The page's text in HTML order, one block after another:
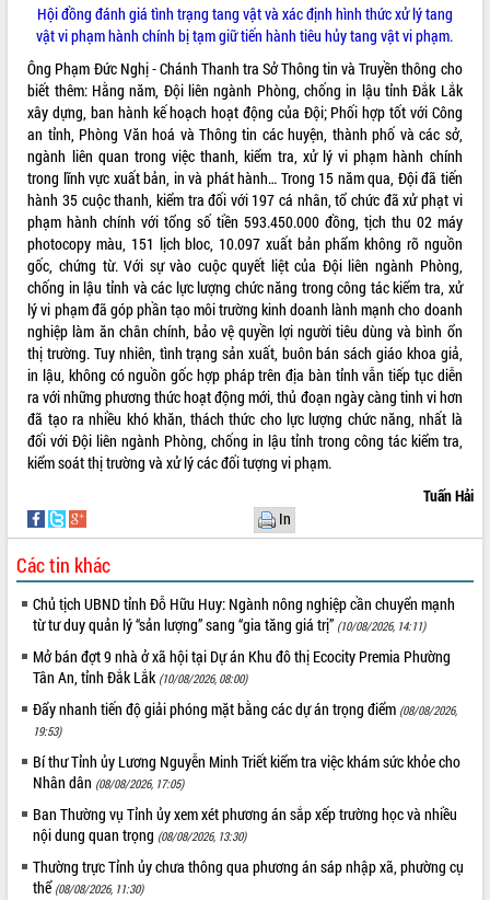
Thường trực HĐND tỉnh Đắk Lắk gặp
mặt Đoàn chuyên gia y tế TP. Hồ Chí
Minh
Lễ truy điệu và an táng hài cốt liệt sĩ
tại Nghĩa trang Liệt sĩ xã Sơn Hòa
Bàn giải pháp tháo gỡ khó khăn trong
xuất khẩu sầu riêng và triển khai quy
định EUDR
Thứ trưởng Bộ Nông nghiệp và Môi
trường Nguyễn Hoàng Hiệp khảo sát
vùng trồng và doanh nghiệp đóng gói
sầu riêng tại Đắk Lắk
Trình diễn nghệ thuật chế biến các
món ăn từ sầu riêng
Đắk Lắk công bố Quy hoạch và xúc
tiến đầu tư tỉnh
Ngành cá ngừ Đắk Lắk chủ động thích
ứng để giữ vững thị trường xuất khẩu
Diễn đàn Kinh tế tư nhân Việt Nam đột
phá cơ chế - Hợp tác công tư
cải cách hành chính tỉnh Đắk Lắk
để phát triển du lịch Đắk Lắk
Khởi động Dự án Đầu tư xây dựng hạ
tầng kỹ thuật Cụm công nghiệp Tân
Gặp mặt các cơ quan báo chí nhân Kỷ
niệm 101 năm Ngày Báo chí Cách
mạng Việt Nam
Đắk Lắk sơ kết 4 năm triển khai thực
hiện Đề án 06 của Chính phủ
Họp báo thông tin về Hội nghị Công bố
Quy hoạch và Xúc tiến đầu tư tỉnh Đắk
Lắk
Khơi thông điểm nghẽn, đẩy nhanh
giải ngân vốn khắc phục thiên tai
THỐNG KÊ TRUY CẬP
Hôm nay: 25946
Tất cả:
66139060
Hội đồng đánh giá tình trạng tang vật và xác định hình thức xử lý tang
vật vi phạm hành chính bị tạm giữ tiến hành tiêu hủy tang vật vi phạm.
Ông Phạm Đức Nghị - Chánh Thanh tra Sở Thông tin và Truyền thông cho
biết thêm: Hằng năm, Đội liên ngành Phòng, chống in lậu tỉnh Đắk Lắk
xây dựng, ban hành kế hoạch hoạt động của Đội; Phối hợp tốt với Công
an tỉnh, Phòng Văn hoá và Thông tin các huyện, thành phố và các sở,
ngành liên quan trong việc thanh, kiểm tra, xử lý vi phạm hành chính
trong lĩnh vực xuất bản, in và phát hành… Trong 15 năm qua, Đội đã tiến
hành 35 cuộc thanh, kiểm tra đối với 197 cá nhân, tổ chức đã xử phạt vi
phạm hành chính với tổng số tiền 593.450.000 đồng, tịch thu 02 máy
photocopy màu, 151 lịch bloc, 10.097 xuất bản phẩm không rõ nguồn
gốc, chứng từ. Với sự vào cuộc quyết liệt của Đội liên ngành Phòng,
chống in lậu tỉnh và các lực lượng chức năng trong công tác kiểm tra, xử
lý vi phạm đã góp phần tạo môi trường kinh doanh lành mạnh cho doanh
nghiệp làm ăn chân chính, bảo vệ quyền lợi người tiêu dùng và bình ổn
thị trường. Tuy nhiên, tình trạng sản xuất, buôn bán sách giáo khoa giả,
in lậu, không có nguồn gốc hợp pháp trên địa bàn tỉnh vẫn tiếp tục diễn
ra với những phương thức hoạt động mới, thủ đoạn ngày càng tinh vi hơn
đã tạo ra nhiều khó khăn, thách thức cho lực lượng chức năng, nhất là
đối với Đội liên ngành Phòng, chống in lậu tỉnh trong công tác kiểm tra,
kiểm soát thị trường và xử lý các đối tượng vi phạm.
Tuấn Hải
In
Các tin khác
Chủ tịch UBND tỉnh Đỗ Hữu Huy: Ngành nông nghiệp cần chuyển mạnh
từ tư duy quản lý “sản lượng” sang “gia tăng giá trị” (10/08/2026, 14:11)
Mở bán đợt 9 nhà ở xã hội tại Dự án Khu đô thị Ecocity Premia Phường
Tân An, tỉnh Đắk Lắk (10/08/2026, 08:00)
Đẩy nhanh tiến độ giải phóng mặt bằng các dự án trọng điểm (08/08/2026,
19:53)
Bí thư Tỉnh ủy Lương Nguyễn Minh Triết kiểm tra việc khám sức khỏe cho
Nhân dân (08/08/2026, 17:05)
Ban Thường vụ Tỉnh ủy xem xét phương án sắp xếp trường học và nhiều
nội dung quan trọng (08/08/2026, 13:30)
Thường trực Tỉnh ủy chưa thông qua phương án sáp nhập xã, phường cụ
thể (08/08/2026, 11:30)